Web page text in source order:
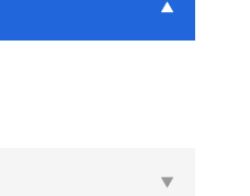

